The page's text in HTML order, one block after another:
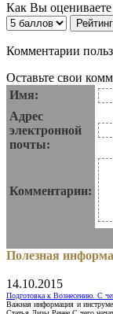
Как Вы оцениваете
Комментарии
Оставьте свои
Имя:
Адрес
электронной
почты:
Комментарии:
Полезная
14.10.2015
Подготовка к Вознесению. С
Важная информация и